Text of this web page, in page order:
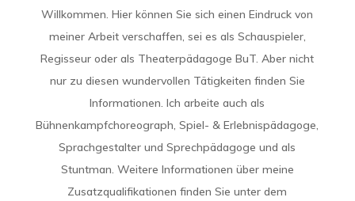
Willkommen. Hier können Sie sich einen Eindruck von
meiner Arbeit verschaffen, sei es als Schauspieler,
Regisseur oder als Theaterpädagoge BuT. Aber nicht
nur zu diesen wundervollen Tätigkeiten finden Sie
Informationen. Ich arbeite auch als
Bühnenkampfchoreograph, Spiel- & Erlebnispädagoge,
Sprachgestalter und Sprechpädagoge und als
Stuntman. Weitere Informationen über meine
Zusatzqualifikationen finden Sie unter dem